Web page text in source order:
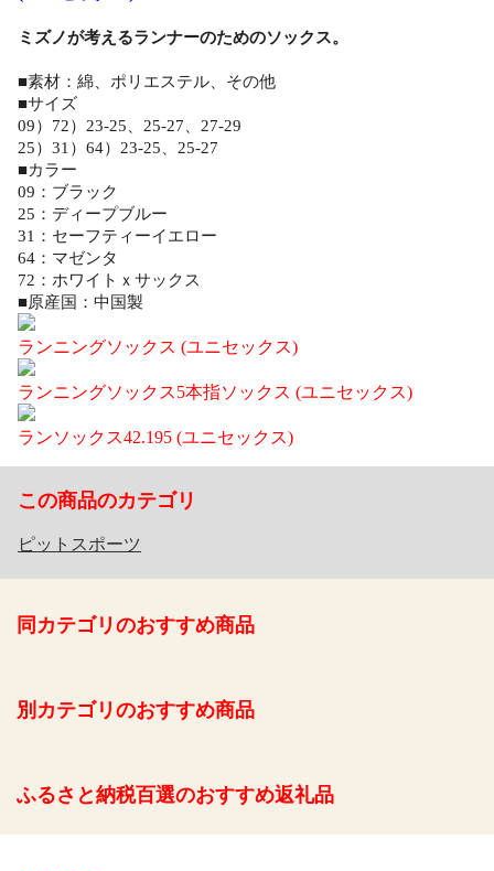
ミズノが考えるランナーのためのソックス。
■素材：綿、ポリエステル、その他
■サイズ
09）72）23-25、25-27、27-29
25）31）64）23-25、25-27
■カラー
09：ブラック
25：ディープブルー
31：セーフティーイエロー
64：マゼンタ
72：ホワイトｘサックス
■原産国：中国製
ランニングソックス (ユニセックス)
ランニングソックス5本指ソックス (ユニセックス)
ランソックス42.195 (ユニセックス)
この商品のカテゴリ
ピットスポーツ
同カテゴリのおすすめ商品
別カテゴリのおすすめ商品
ふるさと納税百選のおすすめ返礼品